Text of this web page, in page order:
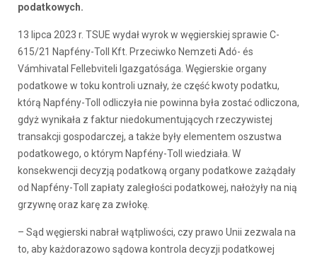
podatkowych.
13 lipca 2023 r. TSUE wydał wyrok w węgierskiej sprawie C-
615/21 Napfény-Toll Kft. Przeciwko Nemzeti Adó- és
Vámhivatal Fellebviteli Igazgatósága. Węgierskie organy
podatkowe w toku kontroli uznały, że część kwoty podatku,
którą Napfény-Toll odliczyła nie powinna była zostać odliczona,
gdyż wynikała z faktur niedokumentujących rzeczywistej
transakcji gospodarczej, a także były elementem oszustwa
podatkowego, o którym Napfény-Toll wiedziała. W
konsekwencji decyzją podatkową organy podatkowe zażądały
od Napfény-Toll zapłaty zaległości podatkowej, nałożyły na nią
grzywnę oraz karę za zwłokę.
– Sąd węgierski nabrał wątpliwości, czy prawo Unii zezwala na
to, aby każdorazowo sądowa kontrola decyzji podatkowej